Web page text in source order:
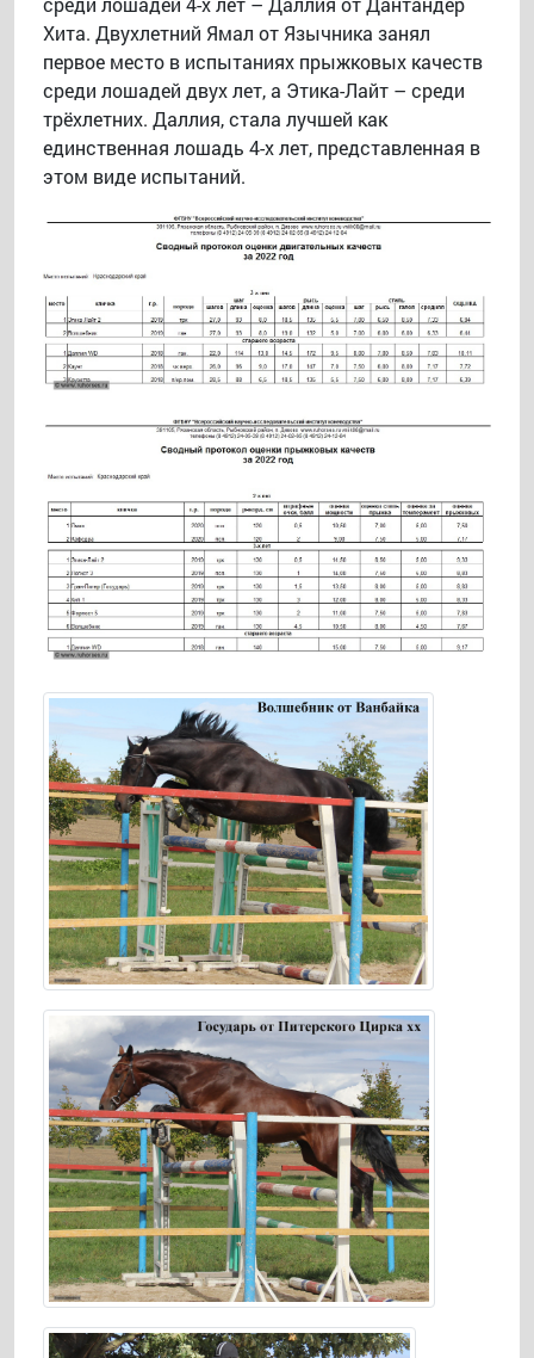
Хита. Двухлетний Ямал от Язычника занял
первое место в испытаниях прыжковых качеств
среди лошадей двух лет, а Этика-Лайт – среди
трёхлетних. Даллия, стала лучшей как
единственная лошадь 4-х лет, представленная в
этом виде испытаний.